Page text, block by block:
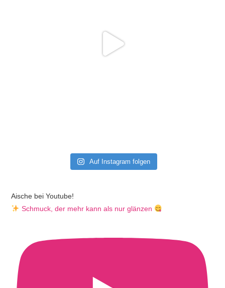
Auf Instagram folgen
Aische bei Youtube!
Schmuck, der mehr kann als nur glänzen